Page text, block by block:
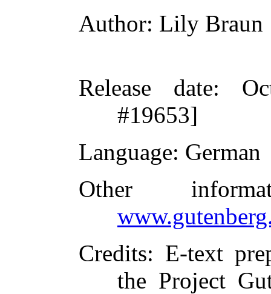
Author: Lily Braun
Release date:
#19653]
Language: German
Other
Credits: E-text
the Project